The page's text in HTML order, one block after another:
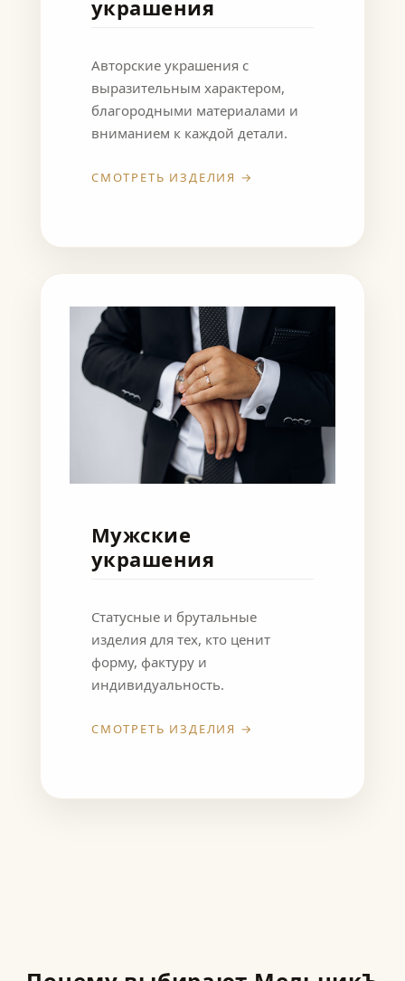
украшения
Авторские украшения с
выразительным характером,
благородными материалами и
вниманием к каждой детали.
СМОТРЕТЬ ИЗДЕЛИЯ →
Мужские
украшения
Статусные и брутальные
изделия для тех, кто ценит
форму, фактуру и
индивидуальность.
СМОТРЕТЬ ИЗДЕЛИЯ →